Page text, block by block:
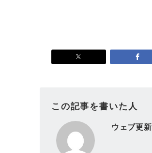
この記事を書いた人
ウェブ更新